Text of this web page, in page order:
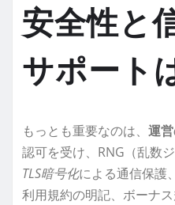
安全性と
サポート
もっとも重要なのは、 運
認可を受け、RNG（乱数
TLS暗号化による通信保護、
利用規約の明記、ボーナ